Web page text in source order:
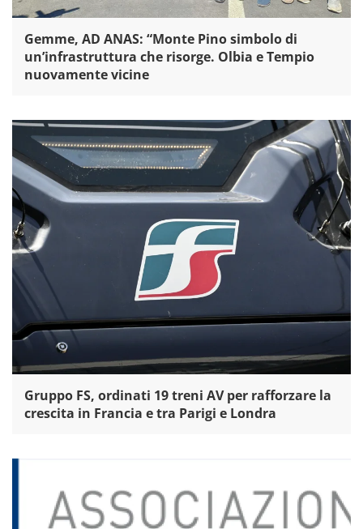
Gemme, AD ANAS: “Monte Pino simbolo di
un’infrastruttura che risorge. Olbia e Tempio
nuovamente vicine
Gruppo FS, ordinati 19 treni AV per rafforzare la
crescita in Francia e tra Parigi e Londra